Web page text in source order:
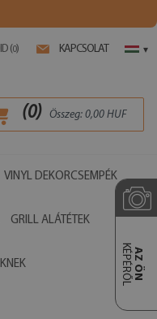
(0) KAPCSOLAT ▾
(0) Összeg: 0,00 HUF
VINYL DEKORCSEMPÉK
GRILL ALÁTÉTEK
AZ ÖN
KÉPÉRŐL